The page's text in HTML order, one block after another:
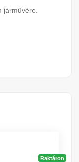
járművére.
Raktáron